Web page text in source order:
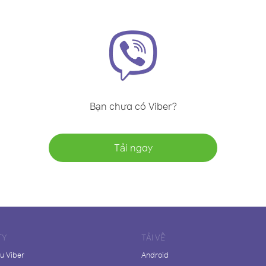
Bạn chưa có Viber?
Tải ngay
Viber
TẢI VỀ
Android